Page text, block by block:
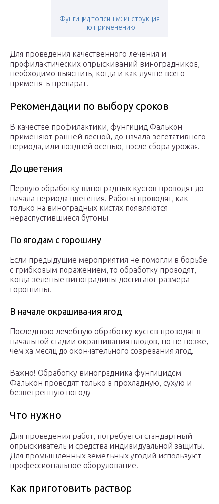
Фунгицид топсин м: инструкция
по применению
Для проведения качественного лечения и
профилактических опрыскиваний виноградников,
необходимо выяснить, когда и как лучше всего
применять препарат.
Рекомендации по выбору сроков
В качестве профилактики, фунгицид Фалькон
применяют ранней весной, до начала вегетативного
периода, или поздней осенью, после сбора урожая.
До цветения
Первую обработку виноградных кустов проводят до
начала периода цветения. Работы проводят, как
только на виноградных кистях появляются
нераспустившиеся бутоны.
По ягодам с горошину
Если предыдущие мероприятия не помогли в борьбе
с грибковым поражением, то обработку проводят,
когда зеленые виноградины достигают размера
горошины.
В начале окрашивания ягод
Последнюю лечебную обработку кустов проводят в
начальной стадии окрашивания плодов, но не позже,
чем ха месяц до окончательного созревания ягод.
Важно! Обработку виноградника фунгицидом
Фалькон проводят только в прохладную, сухую и
безветренную погоду
Что нужно
Для проведения работ, потребуется стандартный
опрыскиватель и средства индивидуальной защиты.
Для промышленных земельных угодий используют
профессиональное оборудование.
Как приготовить раствор